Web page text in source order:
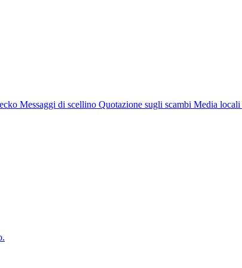
Messaggi di scellino Quotazione sugli scambi Media locali